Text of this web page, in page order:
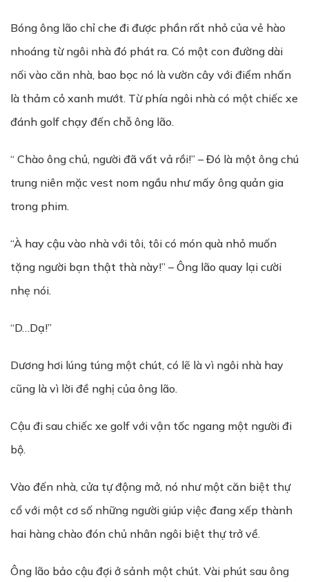
Bóng ông lão chỉ che đi được phần rất nhỏ của vẻ hào
nhoáng từ ngôi nhà đó phát ra. Có một con đường dài
nối vào căn nhà, bao bọc nó là vườn cây với điểm nhấn
là thảm cỏ xanh mướt. Từ phía ngôi nhà có một chiếc xe
đánh golf chạy đến chỗ ông lão.
“ Chào ông chủ, người đã vất vả rồi!” – Đó là một ông chú
trung niên mặc vest nom ngầu như mấy ông quản gia
trong phim.
“À hay cậu vào nhà với tôi, tôi có món quà nhỏ muốn
tặng người bạn thật thà này!” – Ông lão quay lại cười
nhẹ nói.
“D…Dạ!”
Dương hơi lúng túng một chút, có lẽ là vì ngôi nhà hay
cũng là vì lời đề nghị của ông lão.
Cậu đi sau chiếc xe golf với vận tốc ngang một người đi
bộ.
Vào đến nhà, cửa tự động mở, nó như một căn biệt thự
cổ với một cơ số những người giúp việc đang xếp thành
hai hàng chào đón chủ nhân ngôi biệt thự trở về.
Ông lão bảo cậu đợi ở sảnh một chút. Vài phút sau ông